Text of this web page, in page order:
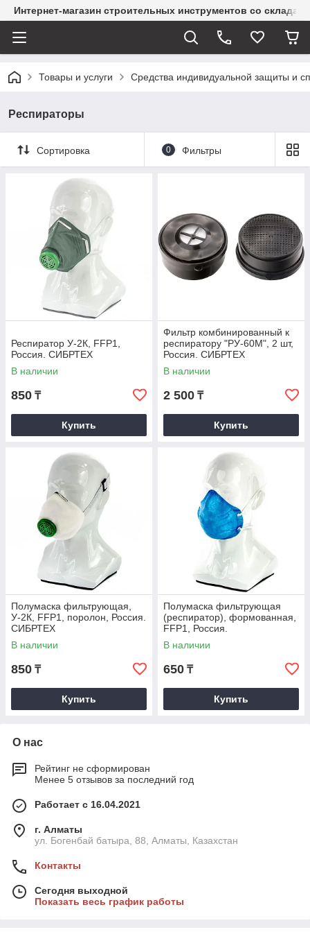
Интернет-магазин строительных инструментов со склада
Товары и услуги Средства индивидуальной защиты и
Респираторы
Сортировка 0 Фильтры
Респиратор У-2К, FFP1,
Россия. СИБРТЕХ
В наличии
850 ₸
Купить
Фильтр комбинированный к
респиратору "РУ-60М", 2 шт,
Россия. СИБРТЕХ
В наличии
2 500 ₸
Купить
Полумаска фильтрующая,
У-2К, FFP1, поролон, Россия.
СИБРТЕХ
В наличии
850 ₸
Купить
Полумаска фильтрующая
(респиратор), формованная,
FFP1, Россия.
В наличии
650 ₸
Купить
О нас
Рейтинг не сформирован
Менее 5 отзывов за последний год
Работает с 16.04.2021
г. Алматы
ул. Богенбай батыра, 88, Алматы, Казахстан
Контакты
Сегодня выходной
Показать весь график работы